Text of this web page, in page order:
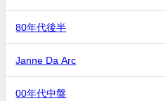
80年代後半
Janne Da Arc
00年代中盤